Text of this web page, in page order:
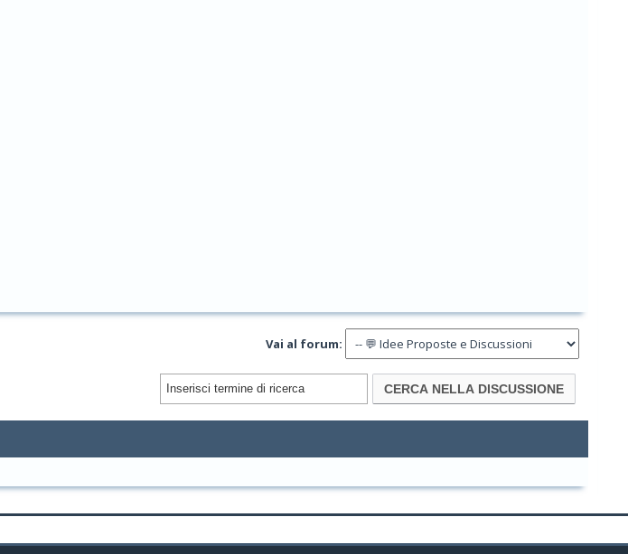
Vai al forum: